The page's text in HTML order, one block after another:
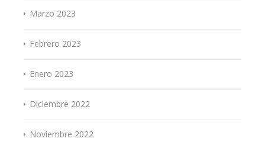
Marzo 2023
Febrero 2023
Enero 2023
Diciembre 2022
Noviembre 2022